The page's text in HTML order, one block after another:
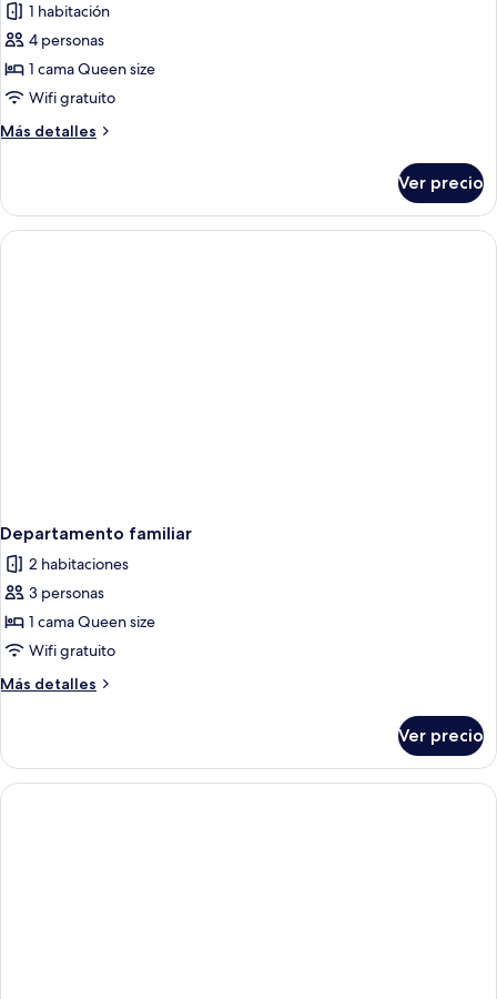
1 habitación
4 personas
1 cama Queen size
Wifi gratuito
Más detalles
Más
cuádruple
familiar
Ver precio
Departamento familiar
2 habitaciones
3 personas
1 cama Queen size
Wifi gratuito
Más detalles
Más
familiar
Ver precio